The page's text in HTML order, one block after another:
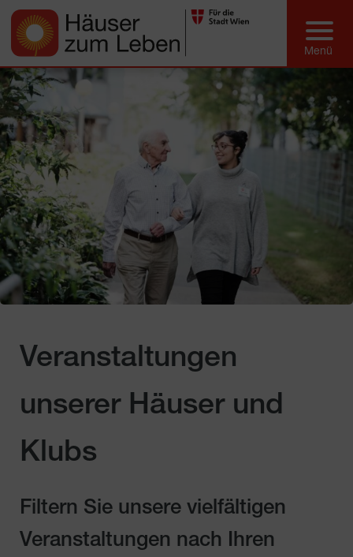
Veranstaltungen
unserer Häuser und
Klubs
Filtern Sie unsere vielfältigen
Veranstaltungen nach Ihren